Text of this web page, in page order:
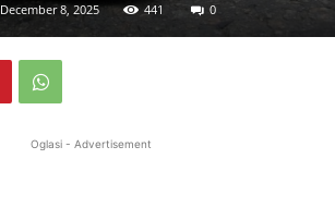
December 8, 2025 441 0
Oglasi - Advertisement